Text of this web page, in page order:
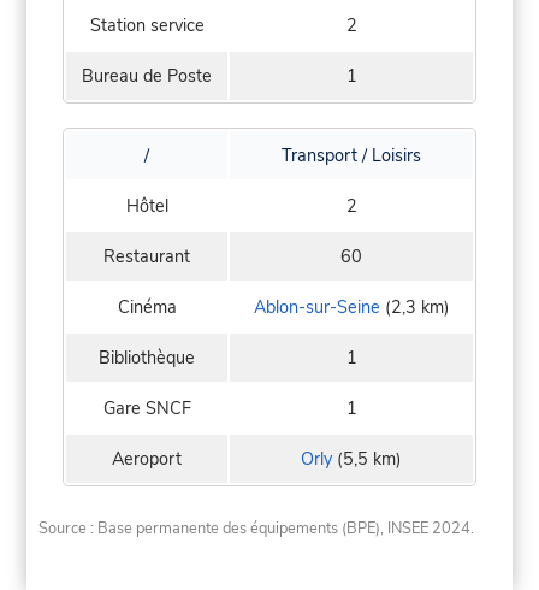
Station service 2
Bureau de Poste 1
/ Transport / Loisirs
Hôtel 2
Restaurant 60
Cinéma Ablon-sur-Seine (2,3 km)
Bibliothèque 1
Gare SNCF 1
Aeroport Orly (5,5 km)
Source : Base permanente des équipements (BPE), INSEE 2024.